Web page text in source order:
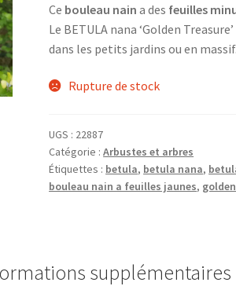
Ce bouleau nain a des feuilles
Le BETULA nana ‘Golden
dans les petits jardins ou en massif.
Rupture de stock
UGS : 22887
Catégorie :Arbustes et arbres
Étiquettes : betula, betula nana,
bouleau nain a feuilles jaunes,
supplémentaires